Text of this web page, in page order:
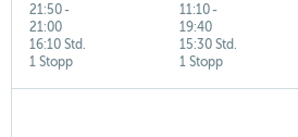
21:50-
21:00
1 Stopp
16:10 Std.
11:10-
19:40
1 Stopp
15:30 Std.